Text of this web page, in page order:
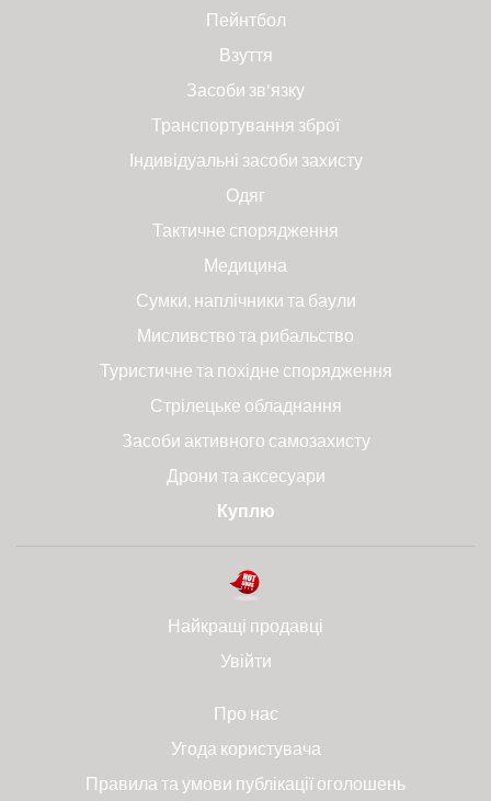
Пейнтбол
Взуття
Засоби зв'язку
Транспортування зброї
Індивідуальні засоби захисту
Одяг
Тактичне спорядження
Медицина
Сумки, наплічники та баули
Мисливство та рибальство
Туристичне та похідне спорядження
Стрілецьке обладнання
Засоби активного самозахисту
Дрони та аксесуари
Куплю
Найкращі продавці
Увійти
Про нас
Угода користувача
Правила та умови публікації оголошень